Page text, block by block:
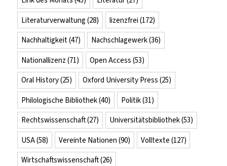
Literaturverwaltung (28) lizenzfrei (172)
Nachhaltigkeit(47) Nachschlagewerk(36)
Nationallizenz (71) Open Access (53)
Oral History(25) Oxford University Press (25)
Philologische Bibliothek(40) Politik(31)
Rechtswissenschaft(27) Universitätsbibliothek(53)
USA(58) Vereinte Nationen (90) Volltexte (127)
Wirtschaftswissenschaft(26)